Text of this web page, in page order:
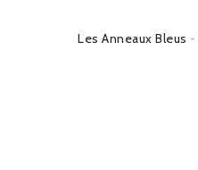
Les Anneaux Bleus